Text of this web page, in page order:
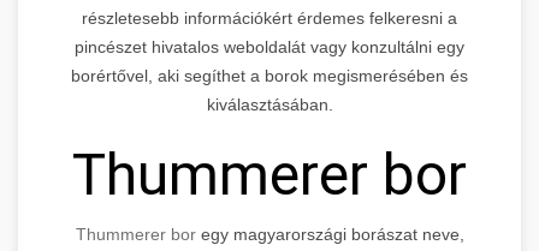
részletesebb információkért érdemes felkeresni a
pincészet hivatalos weboldalát vagy konzultálni egy
borértővel, aki segíthet a borok megismerésében és
kiválasztásában.
Thummerer bor
Thummerer boregy magyarországi borászat neve,